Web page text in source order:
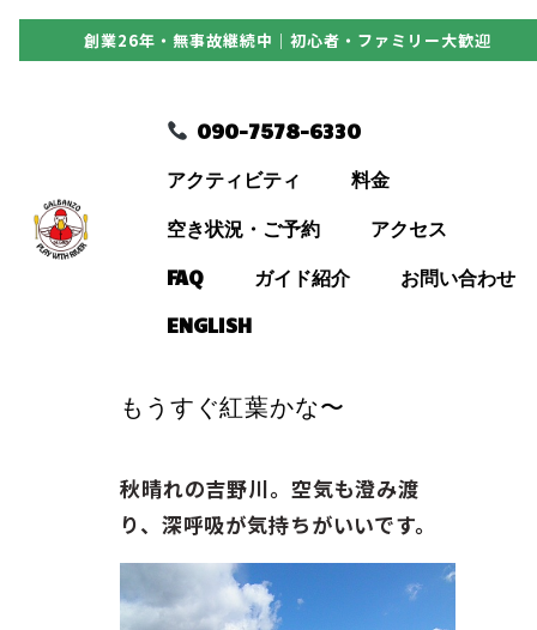
創業26年・無事故継続中｜初心者・ファミリー大歓迎
090-7578-6330
アクティビティ 料金
空き状況・ご予約 アクセス
FAQ ガイド紹介 お問い合わせ
ENGLISH
アクティビティ
料金
ガイド紹介
お問い合わせ
もうすぐ紅葉かな〜
秋晴れの吉野川。空気も澄み渡
り、深呼吸が気持ちがいいです。